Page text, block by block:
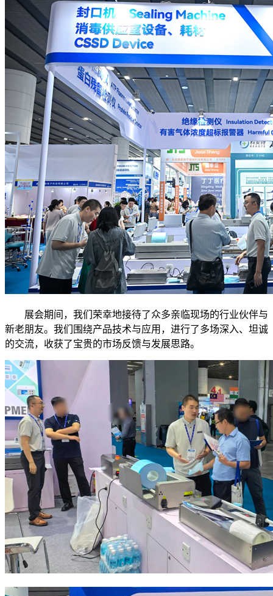
展会期间，我们荣幸地接待了众多亲临现场的行业伙伴与
新老朋友。我们围绕产品技术与应用，进行了多场深入、坦诚
的交流，收获了宝贵的市场反馈与发展思路。